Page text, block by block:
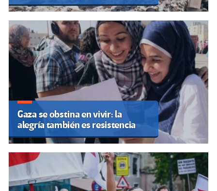
Gaza se obstina en vivir: la
alegría también es resistencia